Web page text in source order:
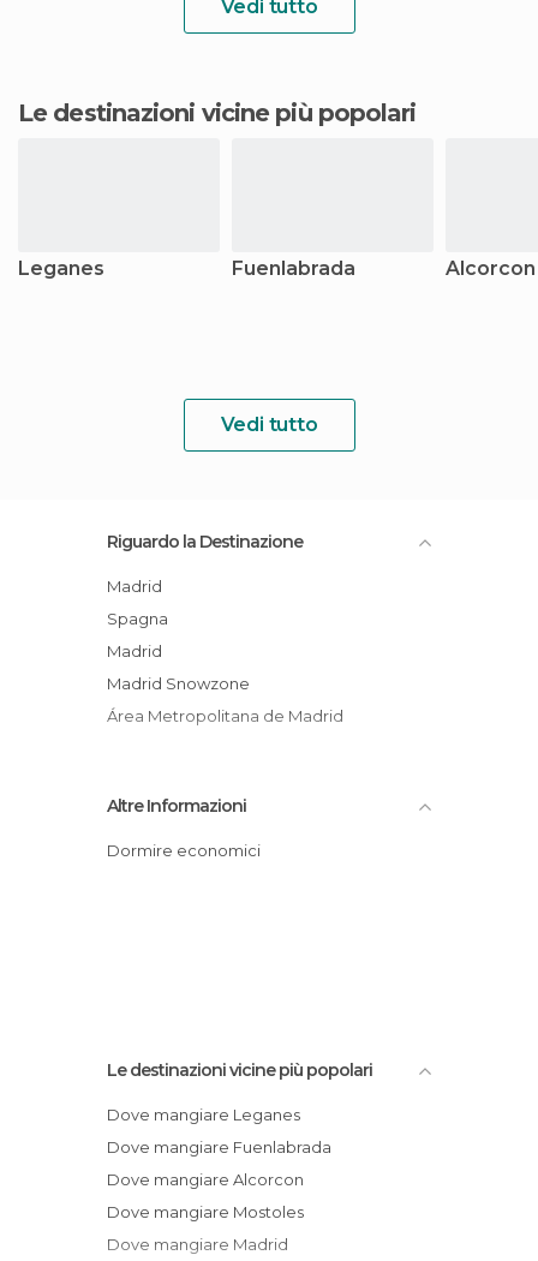
Vedi tutto
Le destinazioni vicine più popolari
Leganes Fuenlabrada Alcorcon
Vedi tutto
Riguardo la Destinazione
Madrid
Spagna
Madrid
Madrid Snowzone
Área Metropolitana de Madrid
Altre Informazioni
Dormire economici
Le destinazioni vicine più popolari
Dove mangiare Leganes
Dove mangiare Fuenlabrada
Dove mangiare Alcorcon
Dove mangiare Mostoles
Dove mangiare Madrid